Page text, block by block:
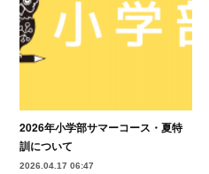
2026年小学部サマーコース・夏特
訓について
2026.04.17 06:47